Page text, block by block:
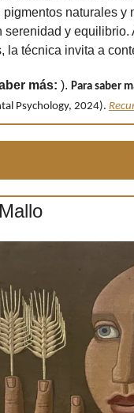
pigmentos naturales y
serenidad y
la técnica invita a
más: ). Para saber
Psychology, 2024).